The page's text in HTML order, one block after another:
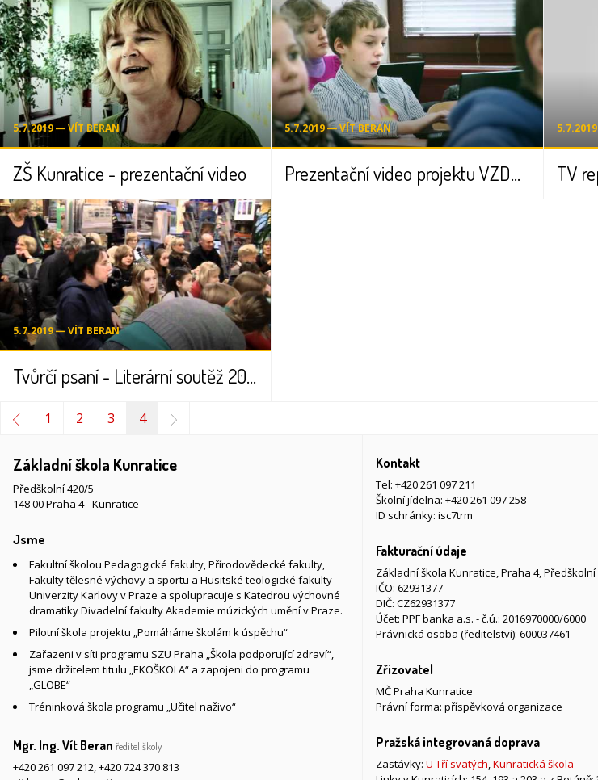
5.7.2019 ― VÍT BERAN
ZŠ Kunratice - prezentační video
5.7.2019 ― VÍT BERAN
Prezentační video projektu VZDĚLÁNÍ 21
5.7.2019 ― VÍT BERAN
Tvůrčí psaní - Literární soutěž 2010
1 2 3 4
Základní škola Kunratice
Předškolní 420/5
148 00 Praha 4 - Kunratice
Jsme
Fakultní školou Pedagogické fakulty, Přírodovědecké fakulty,
Fakulty tělesné výchovy a sportu a Husitské teologické fakulty
Univerzity Karlovy v Praze a spolupracuje s Katedrou výchovné
dramatiky Divadelní fakulty Akademie múzických umění v Praze.
Pilotní škola projektu „Pomáháme školám k úspěchu“
Zařazeni v síti programu SZU Praha „Škola podporující zdraví“,
jsme držitelem titulu „EKOŠKOLA“ a zapojeni do programu
„GLOBE“
Tréninková škola programu „Učitel naživo“
Mgr. Ing. Vít Beran ředitel školy
+420 261 097 212,+420 724 370 813
Kontakt
Tel: +420 261 097 211
Školní jídelna: +420 261 097 258
ID schránky: isc7trm
Fakturační údaje
Základní škola Kunratice, Praha 4, Předškolní
IČO: 62931377
DIČ: CZ62931377
Účet: PPF banka a.s. - č.ú.: 2016970000/6000
Právnická osoba (ředitelství): 600037461
Zřizovatel
MČ Praha Kunratice
Právní forma: příspěvková organizace
Pražská integrovaná doprava
Zastávky: U Tří svatých,Kunratická škola